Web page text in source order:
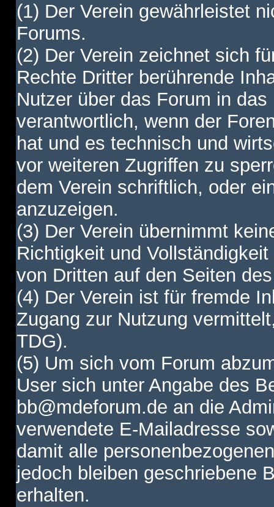
(1) Der Verein gewährleistet
Forums.
(2) Der Verein zeichnet sich
Rechte Dritter berührende
Nutzer über das Forum in
verantwortlich, wenn der
hat und es technisch und
vor weiteren Zugriffen zu
dem Verein schriftlich, oder
anzuzeigen.
(3) Der Verein übernimmt
Richtigkeit und
von Dritten auf den Seiten
(4) Der Verein ist für fremde
Zugang zur Nutzung
TDG).
(5) Um sich vom Forum
User sich unter Angabe des
bb@mdeforum.de an die
verwendete E-Mailadresse
damit alle
jedoch bleiben geschriebene
erhalten.